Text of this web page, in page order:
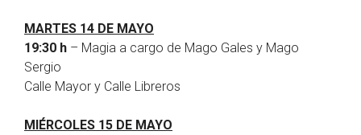
MARTES 14 DE MAYO
19:30 h – Magia a cargo de Mago Gales y Mago
Sergio
Calle Mayor y Calle Libreros
MIÉRCOLES 15 DE MAYO